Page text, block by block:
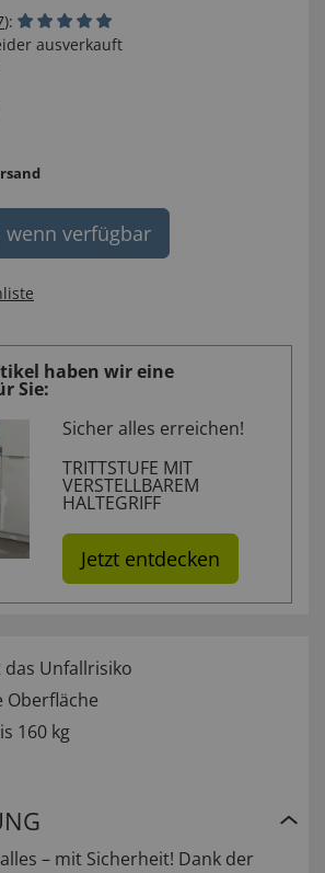
):
ausverkauft
verfügbar
haben wir eine
Sie:
Sicher alles erreichen!
TRITTSTUFE MIT
VERSTELLBAREM
HALTEGRIFF
Jetzt entdecken
Unfallrisiko
Oberfläche
160 kg
– mit Sicherheit! Dank der